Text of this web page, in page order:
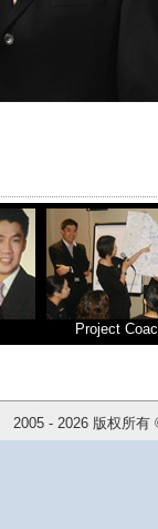
Project
2005 - 2026 版权所